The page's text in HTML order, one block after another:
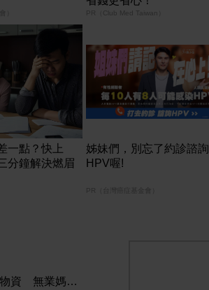
） PR（Club Med Taiwan）
一點？快上
分鐘解決燃眉
姊妹們，別忘了約診諮詢
HPV喔!
PR（台灣癌症基金會）
媽媽：慳得就慳